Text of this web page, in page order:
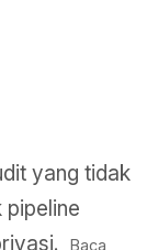
yang tidak
pipeline
Baca